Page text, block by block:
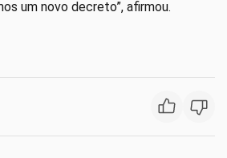
um novo decreto”, afirmou.